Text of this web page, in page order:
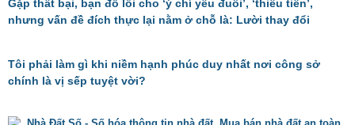
Gặp thất bại, bạn đổ lỗi cho ‘ý chí yếu đuối’, ‘thiếu tiền’,
nhưng vấn đề đích thực lại nằm ở chỗ là: Lười thay đổi
Tôi phải làm gì khi niềm hạnh phúc duy nhất nơi công sở
chính là vị sếp tuyệt vời?